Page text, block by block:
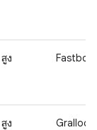
สูง
สูง Gralloc